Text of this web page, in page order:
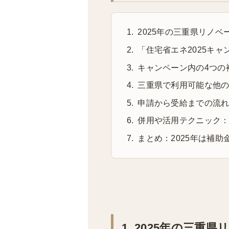
2025年の三重県リノベ
「住宅省エネ2025キャ
キャンペーン内の4つ
三重県で利用可能な他
申請から受給までの流
併用や活用テクニック
まとめ：2025年は補助